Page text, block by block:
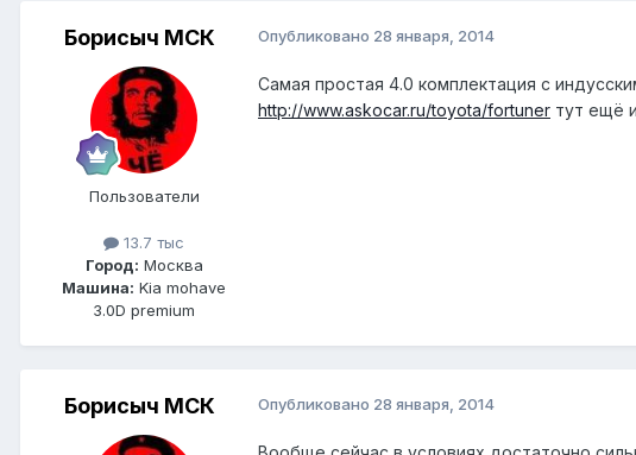
Борисыч МСК
Пользователи
13.7 тыс
Город: Москва
Машина: Kia mohave
3.0D premium
Опубликовано 28 января, 2014
Самая простая 4.0 комплектация с
http://www.askocar.ru/toyota/fortuner тут ещё
Борисыч МСК Опубликовано 28 января, 2014